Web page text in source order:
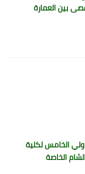
بين العمارة
الخامس لكلية
الخاصة